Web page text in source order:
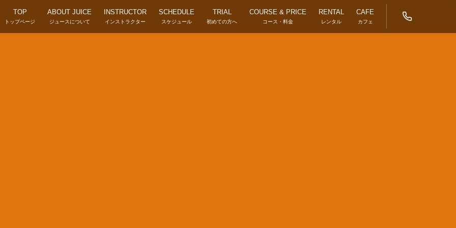
TOP
トップページ
ABOUT JUICE
ジュースについて
INSTRUCTOR
インストラクター
SCHEDULE
スケジュール
TRIAL
初めての方へ
COURSE & PRICE
コース・料金
RENTAL
レンタル
CAFE
カフェ